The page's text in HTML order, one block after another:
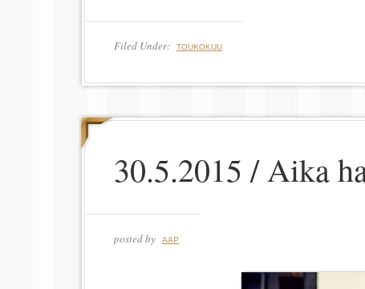
Filed Under: TOUKOKUU
30.5.2015 / Aika
posted by AAP